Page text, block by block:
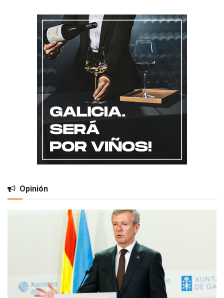
Opinión